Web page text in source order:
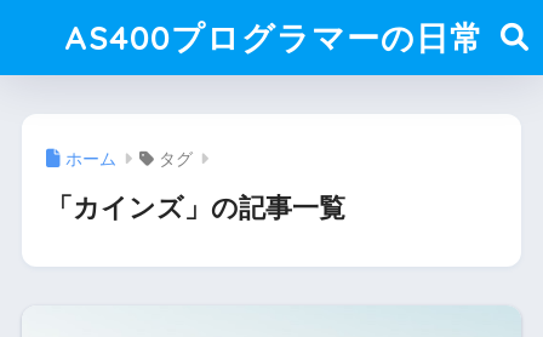
AS400プログラマーの日常
ホーム タグ
「カインズ」の記事一覧